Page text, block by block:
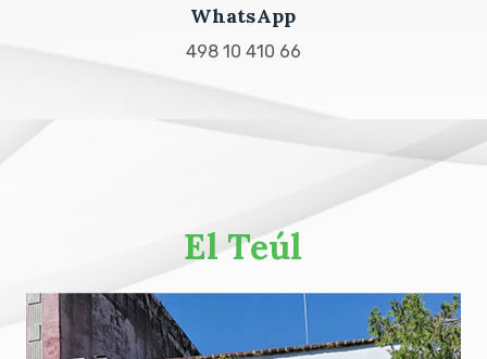
WhatsApp
498 10 410 66
El Teúl